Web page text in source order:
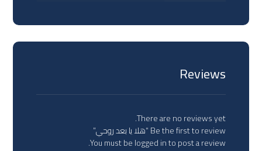
Reviews
There are no reviews yet.
Be the first to review “هلا يا بعد روحي”
You must belogged into post a review.